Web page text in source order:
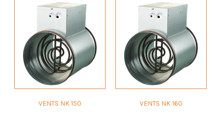
VENTS NK 150 VENTS NK 160